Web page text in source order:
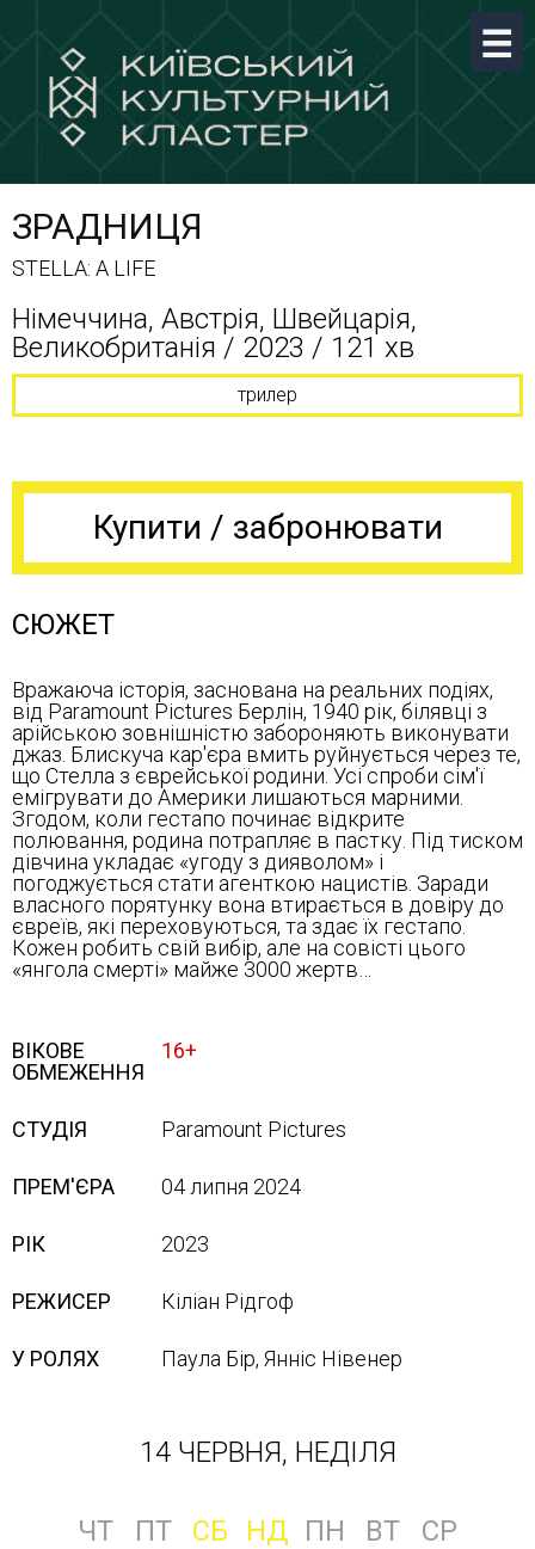
ЗРАДНИЦЯ
STELLA: A LIFE
Німеччина, Австрія, Швейцарія,
Великобританія / 2023 / 121 хв
трилер
Купити / забронювати
СЮЖЕТ
Вражаюча історія, заснована на реальних подіях,
від Paramount Pictures Берлін, 1940 рік, білявці з
арійською зовнішністю забороняють виконувати
джаз. Блискуча кар'єра вмить руйнується через те,
що Стелла з єврейської родини. Усі спроби сім'ї
емігрувати до Америки лишаються марними.
Згодом, коли гестапо починає відкрите
полювання, родина потрапляє в пастку. Під тиском
дівчина укладає «угоду з дияволом» і
погоджується стати агенткою нацистів. Заради
власного порятунку вона втирається в довіру до
євреїв, які переховуються, та здає їх гестапо.
Кожен робить свій вибір, але на совісті цього
«янгола смерті» майже 3000 жертв…
ВІКОВЕ
ОБМЕЖЕННЯ
16+
СТУДІЯ Paramount Pictures
ПРЕМ'ЄРА 04 липня 2024
РІК 2023
РЕЖИСЕР Кіліан Рідгоф
У РОЛЯХ Паула Бір, Янніс Нівенер
14 ЧЕРВНЯ, НЕДІЛЯ
ЧТ ПТ СБ НД ПН ВТ
СР